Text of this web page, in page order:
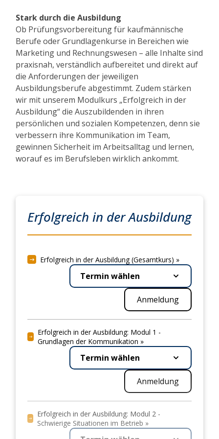
Stark durch die Ausbildung
Ob Prüfungsvorbereitung für kaufmännische
Berufe oder Grundlagenkurse in Bereichen wie
Marketing und Rechnungswesen – alle Inhalte sind
praxisnah, verständlich aufbereitet und direkt auf
die Anforderungen der jeweiligen
Ausbildungsberufe abgestimmt. Zudem stärken
wir mit unserem Modulkurs „Erfolgreich in der
Ausbildung“ die Auszubildenden in ihren
persönlichen und sozialen Kompetenzen, denn sie
verbessern ihre Kommunikation im Team,
gewinnen Sicherheit im Arbeitsalltag und lernen,
worauf es im Berufsleben wirklich ankommt.
Erfolgreich in der Ausbildung
Erfolgreich in der Ausbildung (Gesamtkurs) »
Termin wählen
Anmeldung
Erfolgreich in der Ausbildung: Modul 1 -
Grundlagen der Kommunikation »
Termin wählen
Anmeldung
Erfolgreich in der Ausbildung: Modul 2 -
Schwierige Situationen im Betrieb »